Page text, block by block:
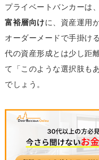
プライベートバンカーは
富裕層向けに、資産運用
オーダーメードで手掛け
代の資産形成とは少し距
て「このような選択肢も
でしょう。